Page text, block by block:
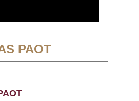
PAOT